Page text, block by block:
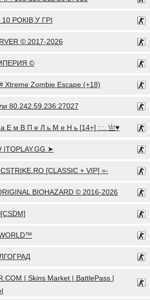
РОКІВ У ГРІ
© 2017-2026
©
Xtreme Zombie Escape (+18)
80.242.59.236:27027
а Е м В П е Л ь М е Н ь [14+] :::. 亗♥
|TOPLAY.GG ➤
[CLASSIC + VIP] =-
BIOHAZARD © 2016-2026
| Skins Market | BattlePass |